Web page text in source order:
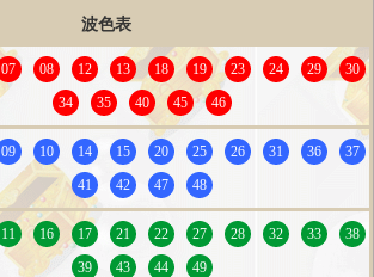
波色表
07 08 12 13 18 19 23 24 29
30
34
35 40 45 46
09 10 14 15 20 25 26 31 36
37
41
42 47 48
11 16 17 21 22 27 28 32 33
38
39
43 44 49